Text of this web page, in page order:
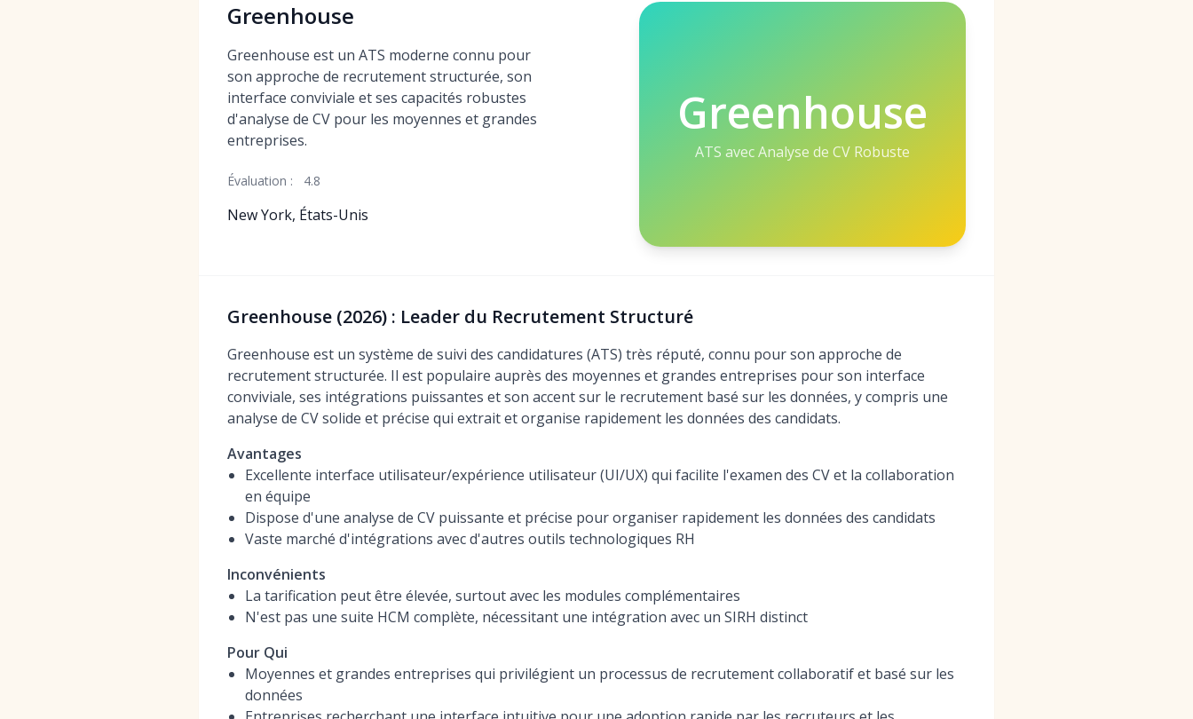
Greenhouse
Greenhouse est un ATS moderne connu pour
son approche de recrutement structurée, son
interface conviviale et ses capacités robustes
d'analyse de CV pour les moyennes et grandes
entreprises.
Évaluation : 4.8
New York, États-Unis
Greenhouse
ATS avec Analyse de CV Robuste
Greenhouse (2026) : Leader du Recrutement Structuré
Greenhouse est un système de suivi des candidatures (ATS) très réputé, connu pour son approche de
recrutement structurée. Il est populaire auprès des moyennes et grandes entreprises pour son interface
conviviale, ses intégrations puissantes et son accent sur le recrutement basé sur les données, y compris une
analyse de CV solide et précise qui extrait et organise rapidement les données des candidats.
Avantages
Excellente interface utilisateur/expérience utilisateur (UI/UX) qui facilite l'examen des CV et la collaboration
en équipe
Dispose d'une analyse de CV puissante et précise pour organiser rapidement les données des candidats
Vaste marché d'intégrations avec d'autres outils technologiques RH
Inconvénients
La tarification peut être élevée, surtout avec les modules complémentaires
N'est pas une suite HCM complète, nécessitant une intégration avec un SIRH distinct
Pour Qui
Moyennes et grandes entreprises qui privilégient un processus de recrutement collaboratif et basé sur les
données